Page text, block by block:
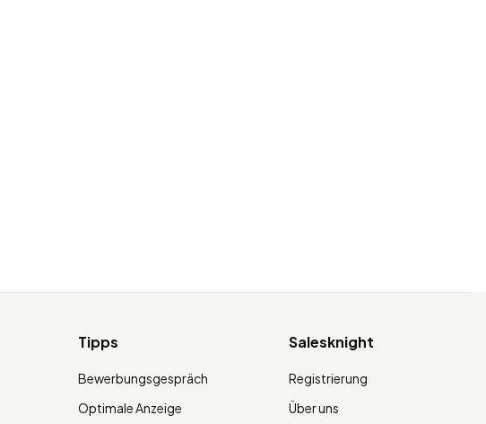
Tipps
Bewerbungsgespräch
Optimale Anzeige
Salesknight
Registrierung
Über uns